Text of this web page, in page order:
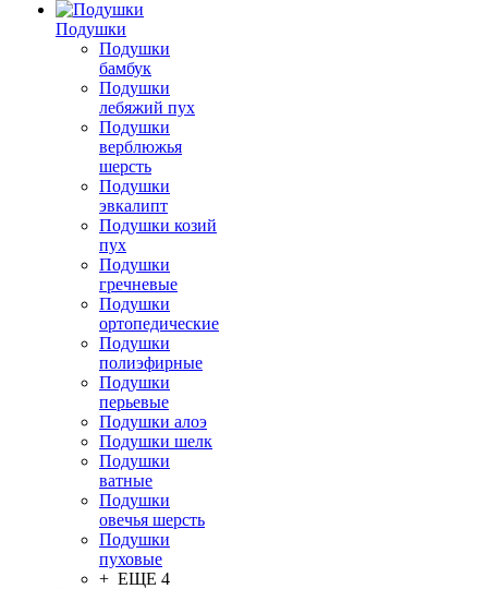
Подушки
Подушки
бамбук
Подушки
лебяжий пух
Подушки
верблюжья
шерсть
Подушки
эвкалипт
Подушки козий
пух
Подушки
гречневые
Подушки
ортопедические
Подушки
полиэфирные
Подушки
перьевые
Подушки алоэ
Подушки шелк
Подушки
ватные
Подушки
овечья шерсть
Подушки
пуховые
+ ЕЩЕ 4